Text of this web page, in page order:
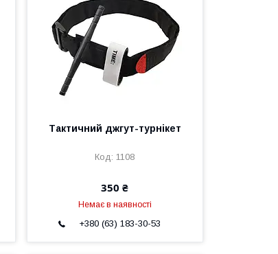
Тактичний джгут-турнікет
1108
350 ₴
Немає в наявності
+380 (63) 183-30-53